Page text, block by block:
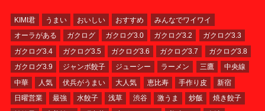
KIMI君 うまい おいしい おすすめ
みんなでワイワイ
オーラがある
ガクログ ガクログ3.0 ガクログ3.2
ガクログ3.3
ガクログ3.4
ガクログ3.5 ガクログ3.6 ガクログ3.7
ガクログ3.8
ガクログ3.9
ジャンボ餃子 ジューシー ラーメン 三鷹
中央線
中華
人気 伏兵がうまい 大人気 恵比寿 手作り皮
新宿
日曜営業
最強 水餃子 浅草 渋谷 激うま 炒飯
焼き餃子